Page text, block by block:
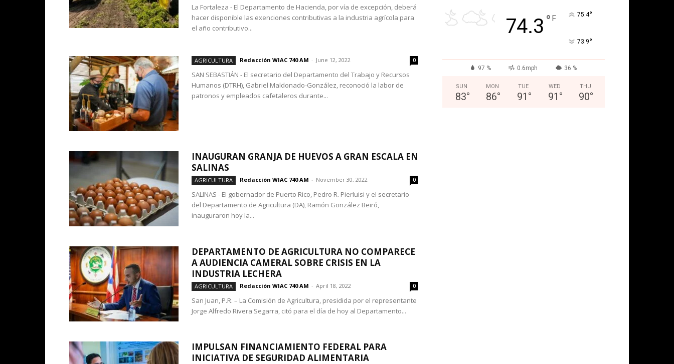
La Fortaleza - El Departamento de Hacienda, por vía de excepción, deberá
hacer disponible las exenciones contributivas a la industria agrícola para
el año contributivo...
AGRICULTURA Redacción WIAC 740 AM - June 12, 2022 0
SAN SEBASTIÁN - El secretario del Departamento del Trabajo y Recursos
Humanos (DTRH), Gabriel Maldonado-González, reconoció la labor de
patronos y empleados cafetaleros durante...
INAUGURAN GRANJA DE HUEVOS A GRAN ESCALA EN
SALINAS
AGRICULTURA Redacción WIAC 740 AM - November 30, 2022 0
SALINAS - El gobernador de Puerto Rico, Pedro R. Pierluisi y el secretario
del Departamento de Agricultura (DA), Ramón González Beiró,
inauguraron hoy la...
DEPARTAMENTO DE AGRICULTURA NO COMPARECE
A AUDIENCIA CAMERAL SOBRE CRISIS EN LA
INDUSTRIA LECHERA
AGRICULTURA Redacción WIAC 740 AM - April 18, 2022 0
San Juan, P.R. – La Comisión de Agricultura, presidida por el representante
Jorge Alfredo Rivera Segarra, citó para el día de hoy al Departamento...
IMPULSAN FINANCIAMIENTO FEDERAL PARA
INICIATIVA DE SEGURIDAD ALIMENTARIA
74.3 ° F 75.4°
73.9°
97 % 0.6mph 36 %
SUN
83°
MON
86°
TUE
91 °
WED
91 °
THU
90°